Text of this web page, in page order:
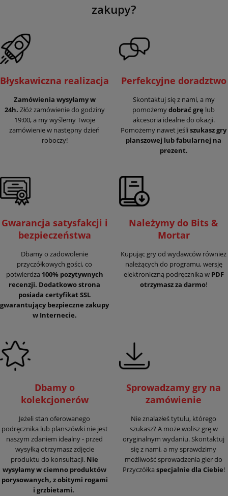
zakupy?
Błyskawiczna realizacja
Zamówienia wysyłamy w
24h. Złóż zamówienie do godziny
19:00, a my wyślemy Twoje
zamówienie w następny dzień
roboczy!
Perfekcyjne doradztwo
Skontaktuj się z nami, a my
pomożemydobrać grę lub
akcesoria idealne do okazji.
Pomożemy nawet jeśli szukasz gry
planszowej lub fabularnej na
prezent.
Gwarancja satysfakcji i
bezpieczeństwa
Dbamy o zadowolenie
przyczółkowych gości, co
potwierdza 100% pozytywnych
recenzji. Dodatkowo strona
posiada certyfikat SSL
gwarantujący bezpieczne zakupy
w Internecie.
Należymy do Bits &
Mortar
Kupując gry od wydawców również
należących do programu, wersję
elektroniczną podręcznika w PDF
otrzymasz za darmo!
Dbamy o
kolekcjonerów
Jeżeli stan oferowanego
podręcznika lub planszówki nie jest
naszym zdaniem idealny - przed
wysyłką otrzymasz zdjęcie
produktu do konsultacji. Nie
wysyłamy w ciemno produktów
porysowanych, z obitymi rogami
i grzbietami.
Sprowadzamy gry na
zamówienie
Nie znalazłeś tytułu, którego
szukasz? A może wolisz grę w
oryginalnym wydaniu. Skontaktuj
się z nami, a my sprawdzimy
możliwość sprowadzenia gier do
Przyczółka specjalnie dla Ciebie!